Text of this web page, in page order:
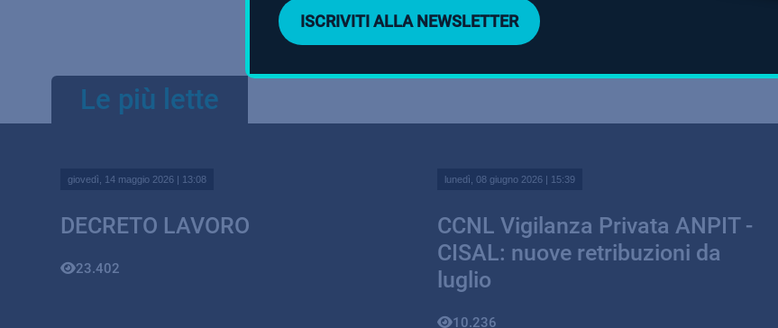
Le più lette
giovedì, 14 maggio 2026 | 13:08
DECRETO LAVORO
23.402
lunedì, 08 giugno 2026 | 15:39
CCNL Vigilanza Privata ANPIT -
CISAL: nuove retribuzioni da
luglio
10.236
ISCRIVITI ALLA NEWSLETTER